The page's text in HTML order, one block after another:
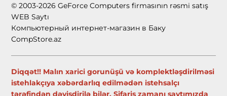
© 2003-2026 GeForce Computers firmasının rəsmi satış
WEB Saytı
Компьютерный интернет-магазин в Баку
CompStore.az
Diqqət!! Malın xarici gorunüşü və komplektləşdirilməsi
istehlakçıya xəbərdarlıq edilmədən istehsalçı
tərəfindən dəyişdirilə bilər. Sifariş zamanı saytımızda